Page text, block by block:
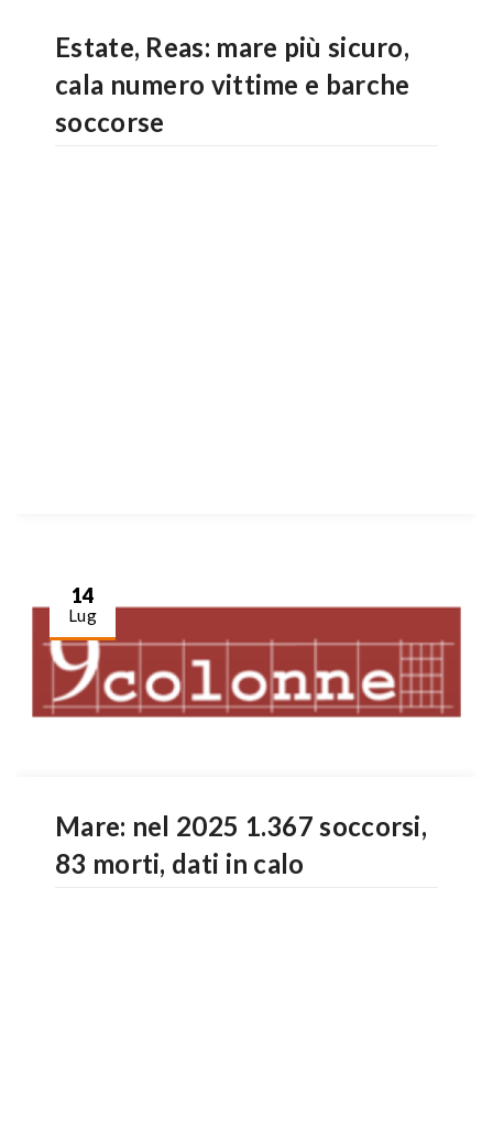
Estate, Reas: mare più sicuro,
cala numero vittime e barche
soccorse
14
Lug
Mare: nel 2025 1.367 soccorsi,
83 morti, dati in calo